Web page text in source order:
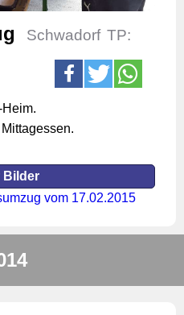
Schwadorf TP:
Bilder
vom 17.02.2015